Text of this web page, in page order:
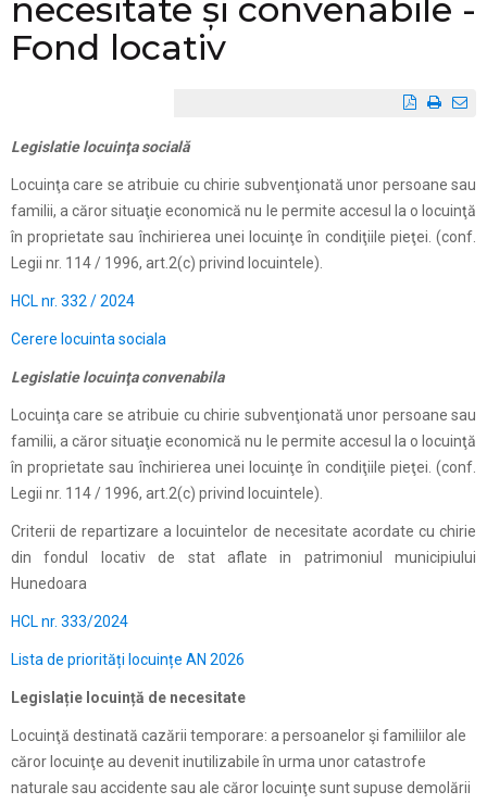
necesitate și convenabile -
Fond locativ
Legislatie locuinţa socială
Locuinţa care se atribuie cu chirie subvenţionată unor persoane sau
familii, a căror situaţie economică nu le permite accesul la o locuinţă
în proprietate sau închirierea unei locuinţe în condiţiile pieţei. (conf.
Legii nr. 114 / 1996, art.2(c) privind locuintele).
HCL nr. 332 / 2024
Cerere locuinta sociala
Legislatie locuinţa convenabila
Locuinţa care se atribuie cu chirie subvenţionată unor persoane sau
familii, a căror situaţie economică nu le permite accesul la o locuinţă
în proprietate sau închirierea unei locuinţe în condiţiile pieţei. (conf.
Legii nr. 114 / 1996, art.2(c) privind locuintele).
Criterii de repartizare a locuintelor de necesitate acordate cu chirie
din fondul locativ de stat aflate in patrimoniul municipiului
Hunedoara
HCL nr. 333/2024
Lista de priorități locuințe AN 2026
Legislație locuință de necesitate
Locuinţă destinată cazării temporare: a persoanelor şi familiilor ale
căror locuinţe au devenit inutilizabile în urma unor catastrofe
naturale sau accidente sau ale căror locuinţe sunt supuse demolării